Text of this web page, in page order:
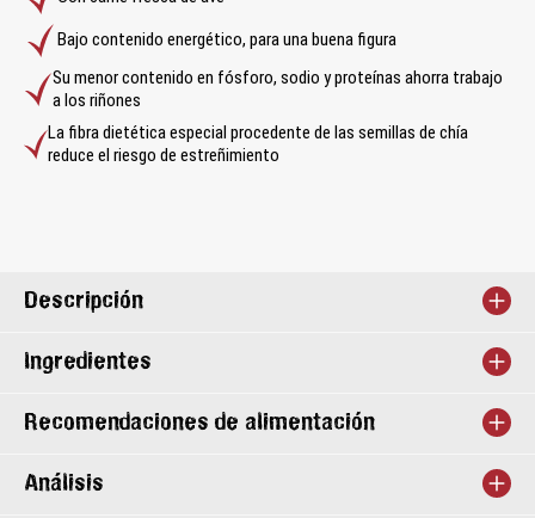
Bajo contenido energético, para una buena figura
Su menor contenido en fósforo, sodio y proteínas ahorra trabajo
a los riñones
La fibra dietética especial procedente de las semillas de chía
reduce el riesgo de estreñimiento
Descripción
Ingredientes
Recomendaciones de alimentación
Análisis